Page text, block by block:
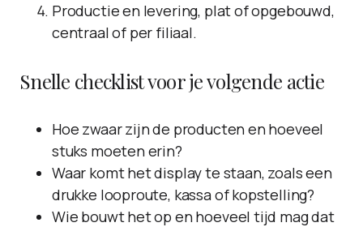
Productie en levering, plat of opgebouwd,
centraal of per filiaal.
Snelle checklist voor je volgende actie
Hoe zwaar zijn de producten en hoeveel
stuks moeten erin?
Waar komt het display te staan, zoals een
drukke looproute, kassa of kopstelling?
Wie bouwt het op en hoeveel tijd mag dat